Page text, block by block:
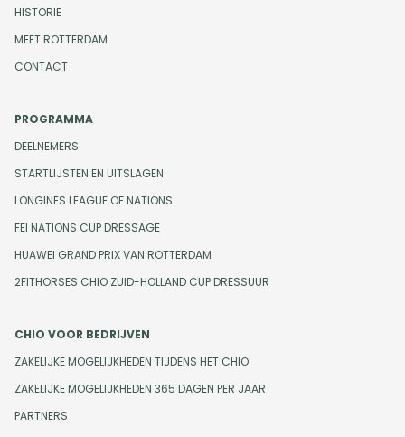
HISTORIE
MEET ROTTERDAM
CONTACT
PROGRAMMA
DEELNEMERS
STARTLIJSTEN EN UITSLAGEN
LONGINES LEAGUE OF NATIONS
FEI NATIONS CUP DRESSAGE
HUAWEI GRAND PRIX VAN ROTTERDAM
2FITHORSES CHIO ZUID-HOLLAND CUP DRESSUUR
CHIO VOOR BEDRIJVEN
ZAKELIJKE MOGELIJKHEDEN TIJDENS HET CHIO
ZAKELIJKE MOGELIJKHEDEN 365 DAGEN PER JAAR
PARTNERS